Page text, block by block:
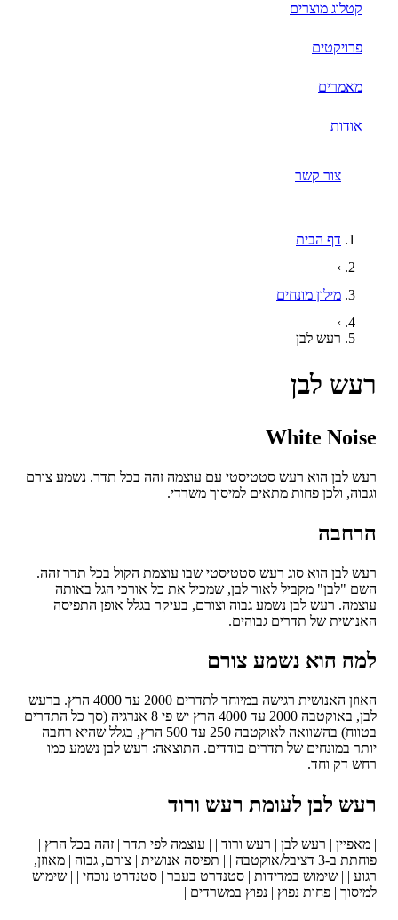
קטלוג מוצרים
פרויקטים
מאמרים
צור קשר
דף הבית
מילון מונחים
רעש לבן
לבן
White
לבן הוא רעש סטטיסטי עם עוצמה זהה בכל תדר. נשמע צורם
ולכן פחות מתאים למיסוך משרדי.
לבן הוא סוג רעש סטטיסטי שבו עוצמת הקול בכל תדר זהה.
"לבן" מקביל לאור לבן, שמכיל את כל אורכי הגל באותה
רעש לבן נשמע גבוה וצורם, בעיקר בגלל אופן התפיסה
של תדרים גבוהים.
הוא נשמע צורם
האוזן האנושית רגישה במיוחד לתדרים 2000 עד 4000 הרץ. ברעש
לבן, באוקטבה 2000 עד 4000 הרץ יש פי 8 אנרגיה (סך כל התדרים
בטווח) בהשוואה לאוקטבה 250 עד 500 הרץ, בגלל שהיא רחבה
במונחים של תדרים בודדים. התוצאה: רעש לבן נשמע כמו
דק וחד.
לבן לעומת רעש ורוד
| רעש לבן | רעש ורוד | | עוצמה לפי תדר | זהה בכל הרץ |
פוחתת ב-3 דציבל/אוקטבה | | תפיסה אנושית | צורם, גבוה | מאוזן,
| | שימוש במדידות | סטנדרט בעבר | סטנדרט נוכחי | | שימוש
| פחות נפוץ | נפוץ במשרדים |